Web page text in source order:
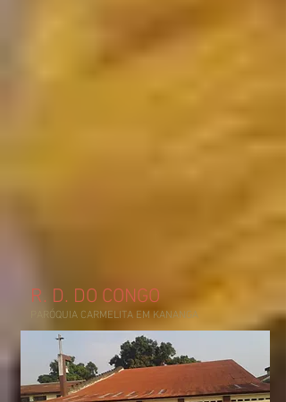
R. D. DO CONGO
PARÓQUIA CARMELITA EM KANANGA